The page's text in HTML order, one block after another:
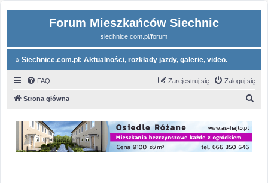
Forum Mieszkańców Siechnic
siechnice.com.pl/forum
Siechnice.com.pl: Aktualności, rozkłady jazdy, galerie, video.
FAQ Zaloguj się
Zarejestruj się
Strona główna